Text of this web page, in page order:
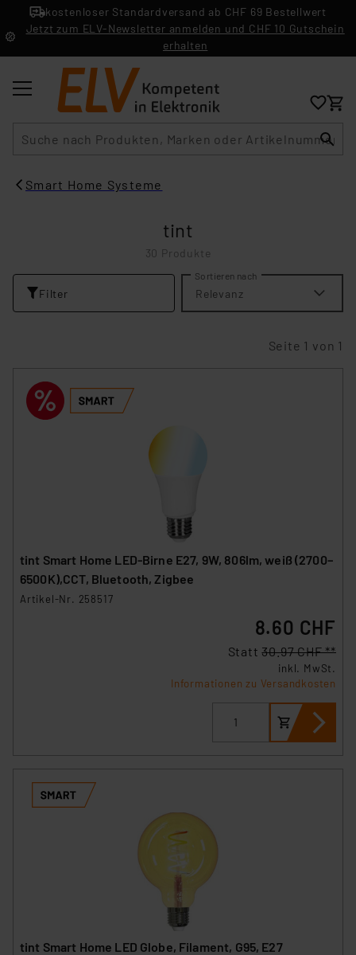
kostenloser Standardversand ab CHF 69 Bestellwert
Jetzt zum ELV-Newsletter anmelden und CHF 10 Gutschein
erhalten
Smart Home Systeme
tint
30 Produkte
Filter
Sortieren nach
Relevanz
Seite 1 von 1
tint Smart Home LED-Birne E27, 9W, 806lm, weiß (2700–
6500K),CCT, Bluetooth, Zigbee
Artikel-Nr. 258517
8.60 CHF
Statt30.97 CHF **
inkl. MwSt.
Informationen zu Versandkosten
tint Smart Home LED Globe, Filament, G95, E27